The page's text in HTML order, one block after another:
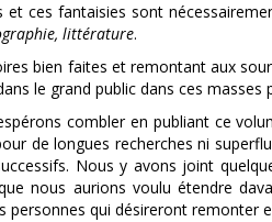
fantaisies sont
littérature.
bien faites et remontant aux
le grand public dans ces
combler en publiant ce
de longues recherches ni
Nous y avons joint
que nous aurions voulu étendre
personnes qui désireront remonter